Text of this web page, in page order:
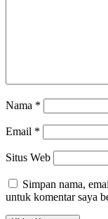
Nama *
Email *
Situs Web
Simpan nama,
untuk komentar saya